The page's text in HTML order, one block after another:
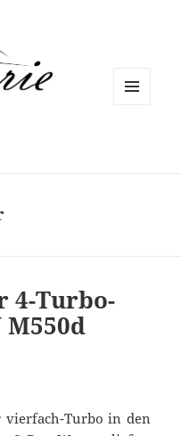
4-Turbo-
M550d
Turbo in den